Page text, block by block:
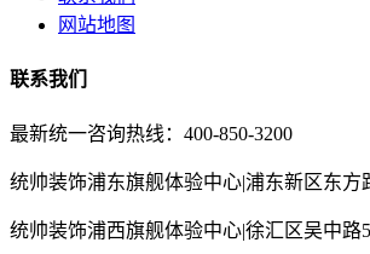
网站地图
联系我们
最新统一咨询热线：400-850-3200
统帅装饰浦东旗舰体验中心|浦东新区东方
统帅装饰浦西旗舰体验中心|徐汇区吴中路